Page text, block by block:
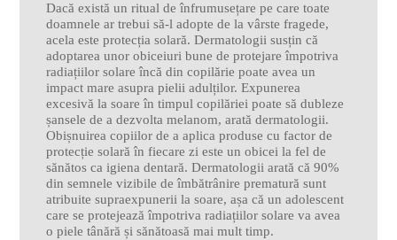
Dacă există un ritual de înfrumusețare pe care toate
doamnele ar trebui să-l adopte de la vârste fragede,
acela este protecția solară. Dermatologii susțin că
adoptarea unor obiceiuri bune de protejare împotriva
radiațiilor solare încă din copilărie poate avea un
impact mare asupra pielii adulților. Expunerea
excesivă la soare în timpul copilăriei poate să dubleze
șansele de a dezvolta melanom, arată dermatologii.
Obișnuirea copiilor de a aplica produse cu factor de
protecție solară în fiecare zi este un obicei la fel de
sănătos ca igiena dentară. Dermatologii arată că 90%
din semnele vizibile de îmbătrânire prematură sunt
atribuite supraexpunerii la soare, așa că un adolescent
care se protejează împotriva radiațiilor solare va avea
o piele tânără și sănătoasă mai mult timp.